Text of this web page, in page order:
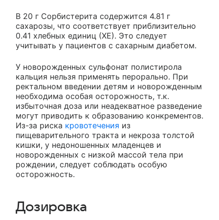
В 20 г Сорбистерита содержится 4.81 г
сахарозы, что соответствует приблизительно
0.41 хлебных единиц (ХЕ). Это следует
учитывать у пациентов с сахарным диабетом.
У новорожденных сульфонат полистирола
кальция нельзя применять перорально. При
ректальном введении детям и новорожденным
необходима особая осторожность, т.к.
избыточная доза или неадекватное разведение
могут приводить к образованию конкрементов.
Из-за риска кровотечения из
пищеварительного тракта и некроза толстой
кишки, у недоношенных младенцев и
новорожденных с низкой массой тела при
рождении, следует соблюдать особую
осторожность.
Дозировка